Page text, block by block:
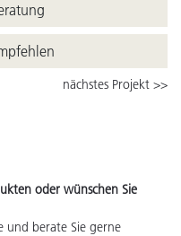
nächstes Projekt >>
oder wünschen Sie
und berate Sie gerne